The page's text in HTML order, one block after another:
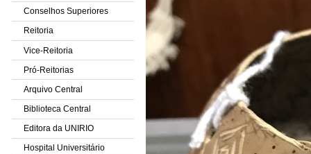
Conselhos Superiores
Reitoria
Vice-Reitoria
Pró-Reitorias
Arquivo Central
Biblioteca Central
Editora da UNIRIO
Hospital Universitário